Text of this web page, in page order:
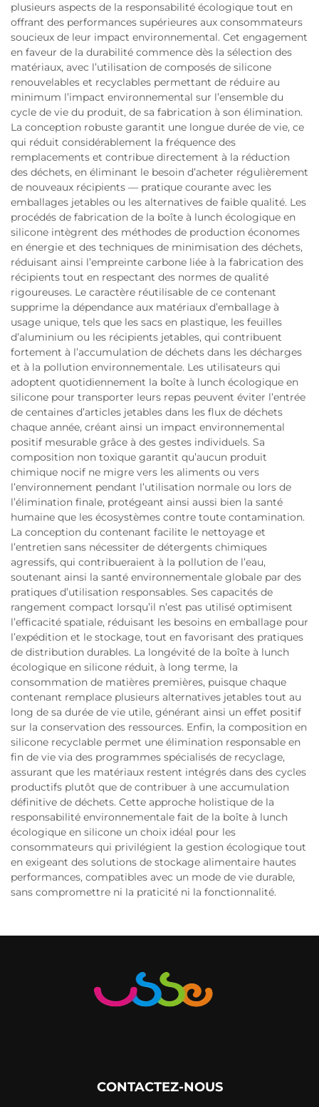
plusieurs aspects de la responsabilité écologique tout en
offrant des performances supérieures aux consommateurs
soucieux de leur impact environnemental. Cet engagement
en faveur de la durabilité commence dès la sélection des
matériaux, avec l’utilisation de composés de silicone
renouvelables et recyclables permettant de réduire au
minimum l’impact environnemental sur l’ensemble du
cycle de vie du produit, de sa fabrication à son élimination.
La conception robuste garantit une longue durée de vie, ce
qui réduit considérablement la fréquence des
remplacements et contribue directement à la réduction
des déchets, en éliminant le besoin d’acheter régulièrement
de nouveaux récipients — pratique courante avec les
emballages jetables ou les alternatives de faible qualité. Les
procédés de fabrication de la boîte à lunch écologique en
silicone intègrent des méthodes de production économes
en énergie et des techniques de minimisation des déchets,
réduisant ainsi l’empreinte carbone liée à la fabrication des
récipients tout en respectant des normes de qualité
rigoureuses. Le caractère réutilisable de ce contenant
supprime la dépendance aux matériaux d’emballage à
usage unique, tels que les sacs en plastique, les feuilles
d’aluminium ou les récipients jetables, qui contribuent
fortement à l’accumulation de déchets dans les décharges
et à la pollution environnementale. Les utilisateurs qui
adoptent quotidiennement la boîte à lunch écologique en
silicone pour transporter leurs repas peuvent éviter l’entrée
de centaines d’articles jetables dans les flux de déchets
chaque année, créant ainsi un impact environnemental
positif mesurable grâce à des gestes individuels. Sa
composition non toxique garantit qu’aucun produit
chimique nocif ne migre vers les aliments ou vers
l’environnement pendant l’utilisation normale ou lors de
l’élimination finale, protégeant ainsi aussi bien la santé
humaine que les écosystèmes contre toute contamination.
La conception du contenant facilite le nettoyage et
l’entretien sans nécessiter de détergents chimiques
agressifs, qui contribueraient à la pollution de l’eau,
soutenant ainsi la santé environnementale globale par des
pratiques d’utilisation responsables. Ses capacités de
rangement compact lorsqu’il n’est pas utilisé optimisent
l’efficacité spatiale, réduisant les besoins en emballage pour
l’expédition et le stockage, tout en favorisant des pratiques
de distribution durables. La longévité de la boîte à lunch
écologique en silicone réduit, à long terme, la
consommation de matières premières, puisque chaque
contenant remplace plusieurs alternatives jetables tout au
long de sa durée de vie utile, générant ainsi un effet positif
sur la conservation des ressources. Enfin, la composition en
silicone recyclable permet une élimination responsable en
fin de vie via des programmes spécialisés de recyclage,
assurant que les matériaux restent intégrés dans des cycles
productifs plutôt que de contribuer à une accumulation
définitive de déchets. Cette approche holistique de la
responsabilité environnementale fait de la boîte à lunch
écologique en silicone un choix idéal pour les
consommateurs qui privilégient la gestion écologique tout
en exigeant des solutions de stockage alimentaire hautes
performances, compatibles avec un mode de vie durable,
sans compromettre ni la praticité ni la fonctionnalité.
CONTACTEZ-NOUS